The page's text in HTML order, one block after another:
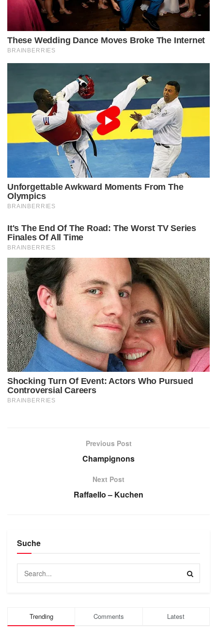
Previous Post
Champignons
Next Post
Raffaello – Kuchen
Suche
Trending Comments Latest